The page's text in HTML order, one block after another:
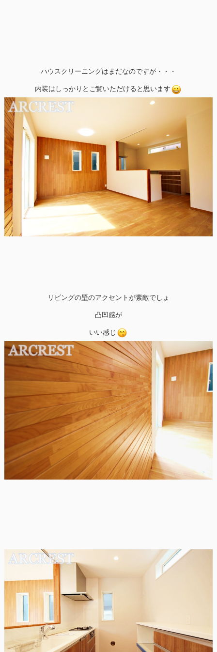
ハウスクリーニングはまだなのですが・・・
内装はしっかりとご覧いただけると思います
リビングの壁のアクセントが素敵でしょ
凸凹感が
いい感じ